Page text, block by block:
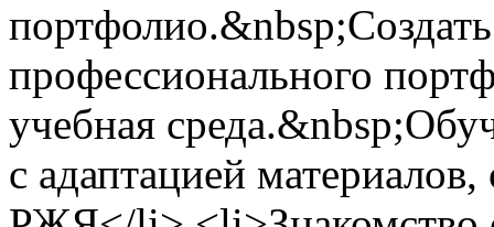
профессионального
учебная
с адаптацией